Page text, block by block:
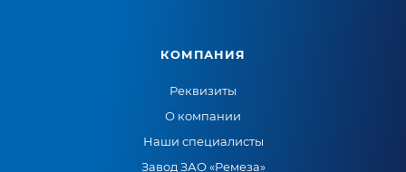
КОМПАНИЯ
Реквизиты
О компании
Наши специалисты
Завод ЗАО «Ремеза»